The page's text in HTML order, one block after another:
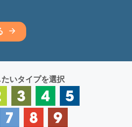
いタイプを選択